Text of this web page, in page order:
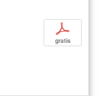
p
gratis